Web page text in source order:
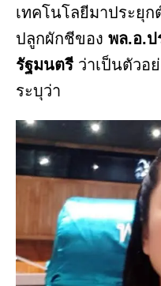
เทคโนโลยีมาประยุ
ปลูกผักชีของ พล.อ.ป
รัฐมนตรี ว่าเป็นตัวอ
ระบุว่า